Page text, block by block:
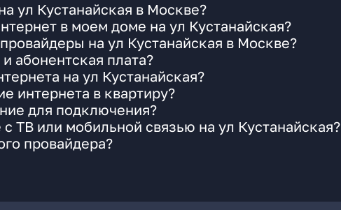
ул Кустанайская в Москве?
в моем доме на ул Кустанайская?
на ул Кустанайская в Москве?
абонентская плата?
на ул Кустанайская?
интернета в квартиру?
для подключения?
ТВ или мобильной связью на ул Кустанайская?
провайдера?